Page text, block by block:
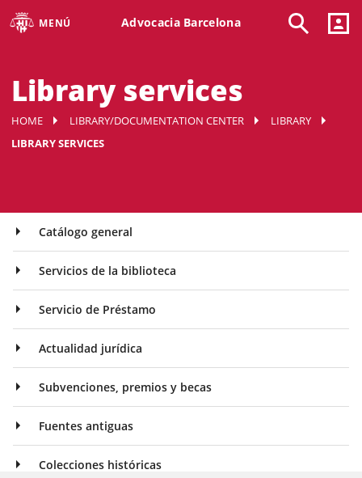
MENÚ Advocacia Barcelona
Library services
HOME LIBRARY/DOCUMENTATION CENTER
LIBRARY
LIBRARY SERVICES
Catálogo general
Servicios de la biblioteca
Servicio de Préstamo
Actualidad jurídica
Subvenciones, premios y becas
Fuentes antiguas
Colecciones históricas